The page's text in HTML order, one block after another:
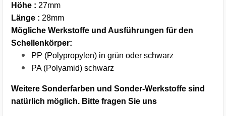
Höhe : 27mm
Länge : 28mm
Mögliche Werkstoffe und Ausführungen für den
Schellenkörper:
PP (Polypropylen) in grün oder schwarz
PA (Polyamid) schwarz
Weitere Sonderfarben und Sonder-Werkstoffe sind
natürlich möglich. Bitte fragen Sie uns